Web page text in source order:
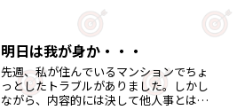
明日は我が身か・・・
先週、私が住んでいるマンションでちょ
っとしたトラブルがありました。しかし
ながら、内容的には決して他人事とは思